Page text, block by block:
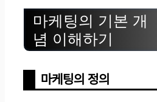
마케팅의 기본 개
념 이해하기
마케팅의 정의